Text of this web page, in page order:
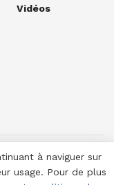
Vidéos
à naviguer sur
usage. Pour de plus